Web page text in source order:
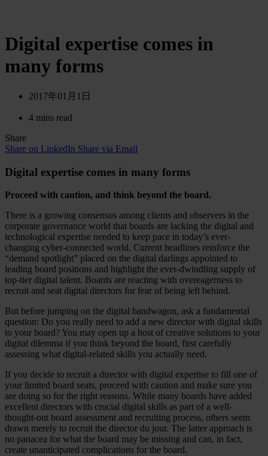
Digital expertise comes in
many forms
2017年01月1日
4 mins read
Share
Share on LinkedIn Share via Email
Digital expertise comes in many forms
Proceed with caution, and think beyond the board.
There is a growing consensus among clients and observers in the
corporate governance world that boards are lacking the digital and
technological expertise needed to keep pace in today’s ever-
changing cyber-connected world. Current headlines reinforce the
“demand spotlight” placed on the digital darlings appointed to
leading board positions and highlight the ever-dwindling supply of
top-tier digital talent. Boards are reacting with overeagerness to
recruit and seat digital directors for fear of being left behind.
But before jumping on the digital bandwagon, ask a fundamental
question: Do you really need to add a new director with digital skills
to your board? You may open up a host of creative solutions to your
digital dilemma if you think beyond the board, first carefully
assessing what digital-related skills you actually need.
If you decide to recruit a director with digital expertise to fill one of
your limited board seats, proceed with caution and make sure you
are doing so for the right reasons. While many boards have added
excellent directors with crucial digital skills as part of a well-
thought-out board assessment and recruiting process, others seem
drawn merely to recruit the director du jour. The latter approach is
no panacea for what the board may be missing and can, in fact,
create unanticipated complications for the board.